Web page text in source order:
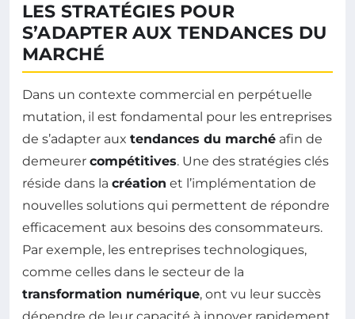
LES STRATÉGIES POUR
S’ADAPTER AUX TENDANCES DU
MARCHÉ
Dans un contexte commercial en perpétuelle
mutation, il est fondamental pour les entreprises
de s’adapter aux tendances du marché afin de
demeurer compétitives. Une des stratégies clés
réside dans la création et l’implémentation de
nouvelles solutions qui permettent de répondre
efficacement aux besoins des consommateurs.
Par exemple, les entreprises technologiques,
comme celles dans le secteur de la
transformation numérique, ont vu leur succès